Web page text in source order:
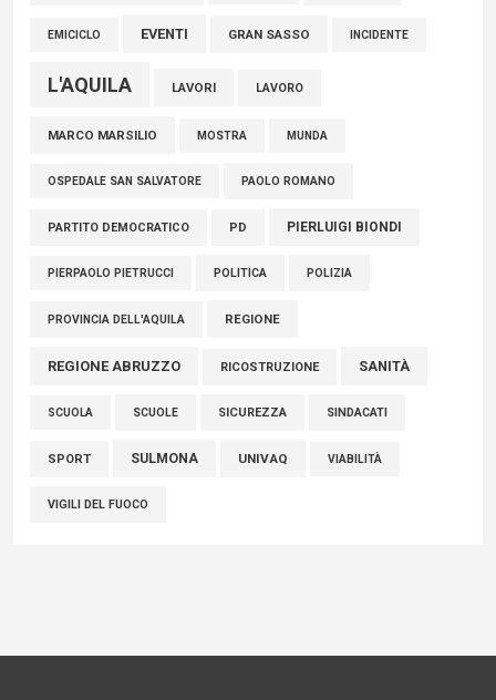
EMICICLO EVENTI GRAN SASSO INCIDENTE
L'AQUILA LAVORI LAVORO
MARCO MARSILIO MOSTRA MUNDA
OSPEDALE SAN SALVATORE PAOLO ROMANO
PARTITO DEMOCRATICO PD PIERLUIGI BIONDI
PIERPAOLO PIETRUCCI POLITICA POLIZIA
PROVINCIA DELL'AQUILA REGIONE
REGIONE ABRUZZO RICOSTRUZIONE SANITÀ
SCUOLA SCUOLE SICUREZZA SINDACATI
SPORT SULMONA UNIVAQ VIABILITÀ
VIGILI DEL FUOCO